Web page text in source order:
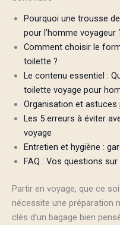
Pourquoi une trousse
pour l’homme voyageur
Comment choisir le
toilette ?
Le contenu essentiel :
toilette voyage pour
Organisation et
Les 5 erreurs à éviter
voyage
Entretien et hygiène :
FAQ : Vos questions
Partir en voyage, que ce
nécessite une préparation
clés d’un bagage bien